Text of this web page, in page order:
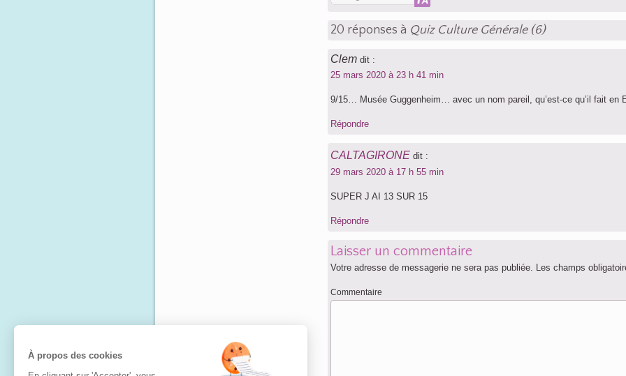
20 réponses à Quiz Culture Générale (6)
Clem dit :
25 mars 2020 à 23 h 41 min
9/15… Musée Guggenheim… avec un nom pareil, qu’est-ce qu’il fait en
Répondre
CALTAGIRONE dit :
29 mars 2020 à 17 h 55 min
SUPER J AI 13 SUR 15
Répondre
Laisser un commentaire
Votre adresse de messagerie ne sera pas publiée. Les champs
Commentaire
À propos des cookies